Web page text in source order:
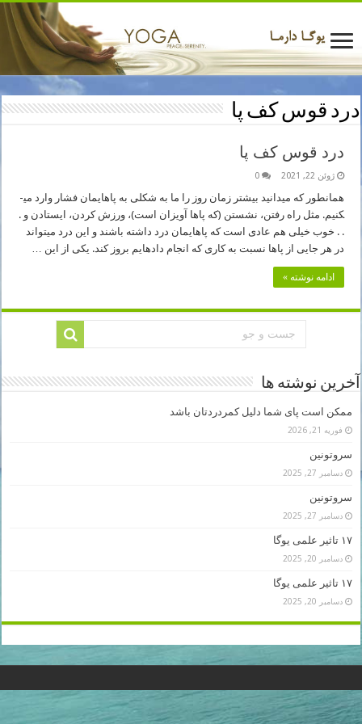
درد قوس کف پا
درد قوس کف پا
ژوئن 22, 2021 0
همانطور که می­دانید بیشتر زمان روز را ما به شکلی به پاهایمان فشار وارد می­
کنیم. مثل راه رفتن، نشستن (که پاها آویزان است)، ورزش کردن، ایستادن و .
. . خوب خیلی هم عادی است که پاهایمان درد داشته باشند و این درد می­تواند
در هر جایی از پاها نسبت به کاری که انجام داده­ایم بروز کند. یکی از این …
ادامه نوشته »
آخرین نوشته ها
ممکن است پای شما دلیل کمردردتان باشد
فوریه 21, 2026
سروتونین
دسامبر 27, 2025
سروتونین
دسامبر 27, 2025
۱۷ تاثیر علمی یوگا
دسامبر 20, 2025
۱۷ تاثیر علمی یوگا
دسامبر 20, 2025